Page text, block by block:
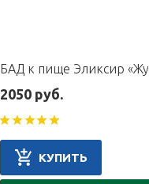
2050 руб.
КУПИТЬ